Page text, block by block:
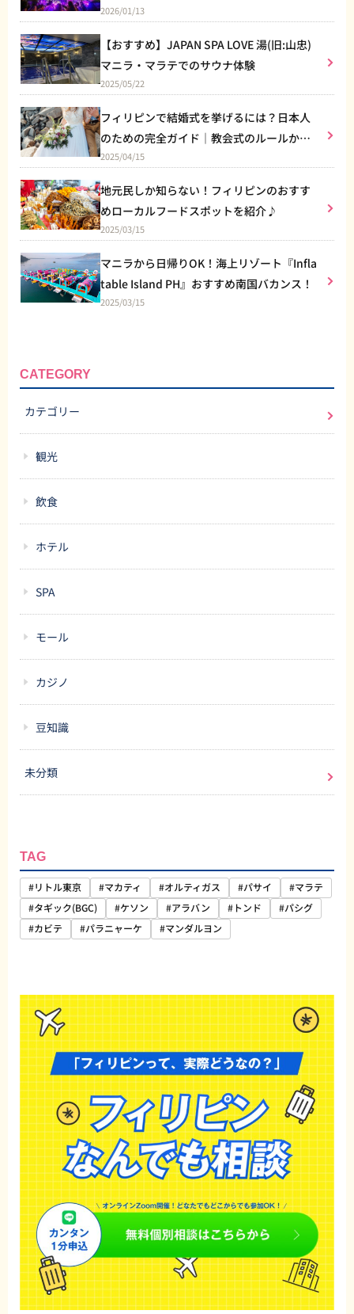
2026/01/13
【おすすめ】JAPAN SPA LOVE 湯(旧:山忠)
マニラ・マラテでのサウナ体験
2025/05/22
フィリピンで結婚式を挙げるには？日本人
のための完全ガイド｜教会式のルールから
リゾート婚まで
2025/04/15
地元民しか知らない！フィリピンのおすす
めローカルフードスポットを紹介♪
2025/03/15
マニラから日帰りOK！海上リゾート『Infla
table Island PH』おすすめ南国バカンス！
2025/03/15
CATEGORY
カテゴリー
観光
飲食
ホテル
SPA
モール
カジノ
豆知識
未分類
TAG
#リトル東京 #マカティ #オルティガス #パサイ
#マラテ
#タギック(BGC)
#ケソン #アラバン #トンド
#パシグ
#カビテ
#パラニャーケ #マンダルヨン